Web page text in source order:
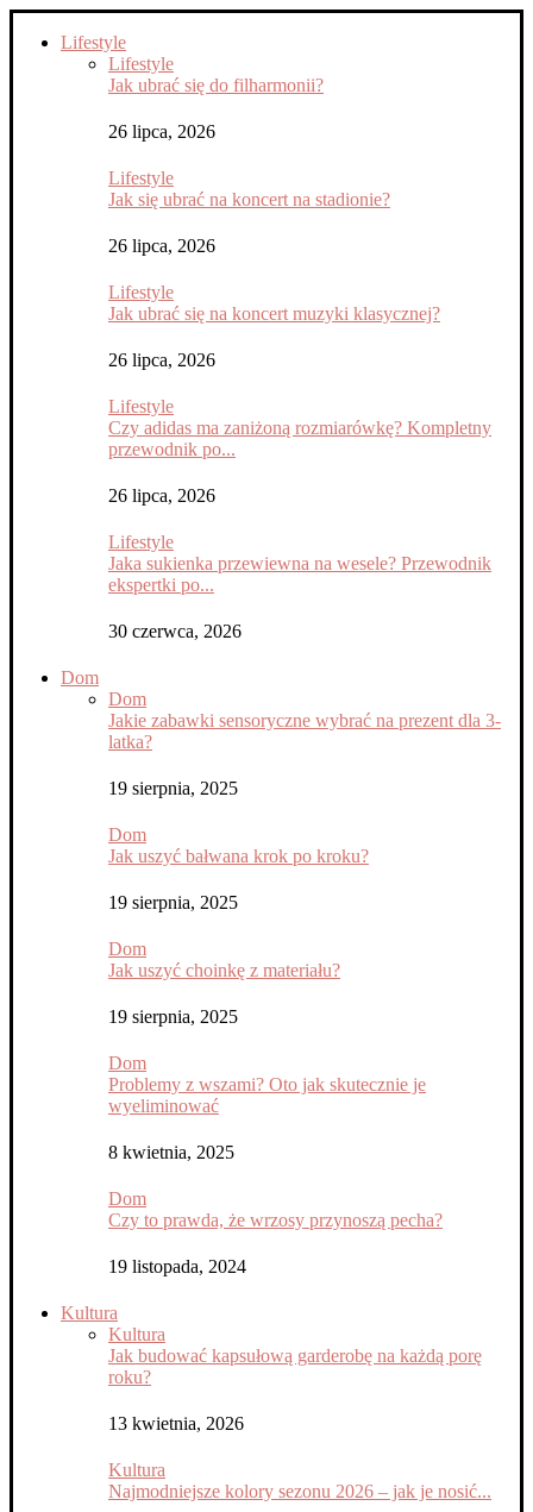
Lifestyle
Lifestyle
Jak ubrać się do filharmonii?
26 lipca, 2026
Lifestyle
Jak się ubrać na koncert na stadionie?
26 lipca, 2026
Lifestyle
Jak ubrać się na koncert muzyki klasycznej?
26 lipca, 2026
Lifestyle
Czy adidas ma zaniżoną rozmiarówkę? Kompletny
przewodnik po...
26 lipca, 2026
Lifestyle
Jaka sukienka przewiewna na wesele? Przewodnik
ekspertki po...
30 czerwca, 2026
Dom
Dom
Jakie zabawki sensoryczne wybrać na prezent dla 3-
latka?
19 sierpnia, 2025
Dom
Jak uszyć bałwana krok po kroku?
19 sierpnia, 2025
Dom
Jak uszyć choinkę z materiału?
19 sierpnia, 2025
Dom
Problemy z wszami? Oto jak skutecznie je
wyeliminować
8 kwietnia, 2025
Dom
Czy to prawda, że wrzosy przynoszą pecha?
19 listopada, 2024
Kultura
Kultura
Jak budować kapsułową garderobę na każdą porę
roku?
13 kwietnia, 2026
Kultura
Najmodniejsze kolory sezonu 2026 – jak je nosić...